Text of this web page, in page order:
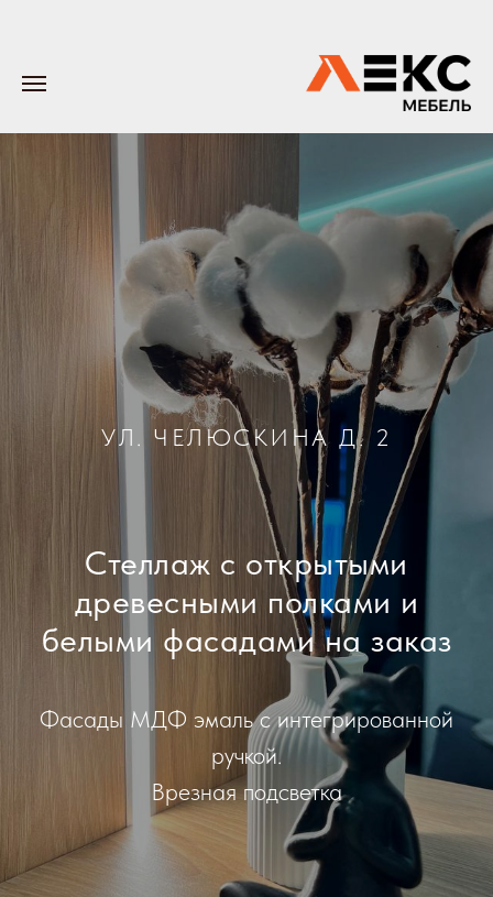
УЛ. ЧЕЛЮСКИНА Д. 2
Стеллаж с открытыми
древесными полками и
белыми фасадами на заказ
Фасады МДФ эмаль с интегрированной
ручкой.
Врезная подсветка